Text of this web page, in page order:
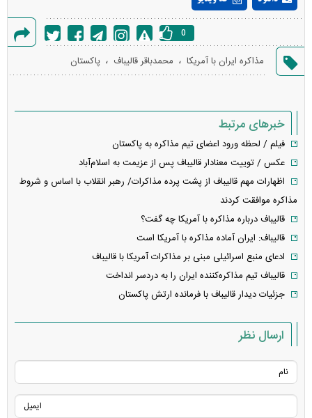
Video
گزارش
خطا
0
مذاکره ایران با آمریکا ، محمدباقر قالیباف ، پاکستان
خبرهای مرتبط
فیلم / لحظه ورود اعضای تیم مذاکره به پاکستان
عکس / توییت معنادار قالیباف پس از عزیمت به اسلام‌آباد
اظهارات مهم قالیباف از پشت پرده مذاکرات/ رهبر انقلاب با اساس و شروط
مذاکره موافقت کردند
قالیباف درباره مذاکره با آمریکا چه گفت؟
قالیباف: ایران آماده مذاکره با آمریکا است
ادعای منبع اسرائیلی مبنی بر مذاکرات آمریکا با قالیباف
قالیباف تیم مذاکره‌کننده ایران را به دردسر انداخت
جزئیات دیدار قالیباف با فرمانده ارتش پاکستان
ارسال نظر